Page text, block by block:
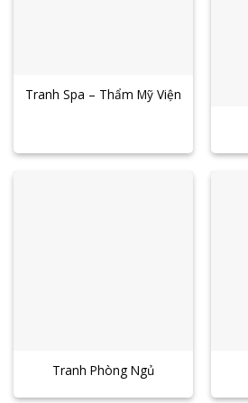
Tranh Spa – Thẩm Mỹ Viện
Tranh Phòng Ngủ